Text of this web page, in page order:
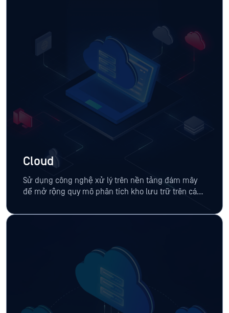
Cloud
Sử dụng công nghệ xử lý trên nền tảng đám mây
để mở rộng quy mô phân tích kho lưu trữ trên các